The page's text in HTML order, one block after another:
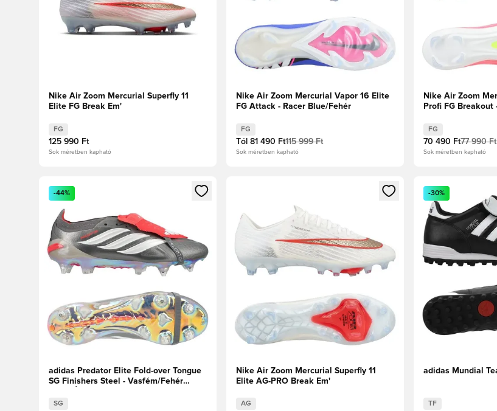
Nike Air Zoom Mercurial Superfly 11
Elite FG Break Em'
FG
125 990 Ft
Sok méretben kapható
Nike Air Zoom Mercurial Vapor 16 Elite
FG Attack - Racer Blue/Fehér
FG
Tól 81 490 Ft115 999 Ft
Sok méretben kapható
Nike Air Zoom
Profi FG Breakout
FG
70 490 Ft77 990 Ft
Sok méretben kapható
Megnyit egy modált a bejelentkezéshez vagy a tagként való regisztrációhoz
-44%
adidas Predator Elite Fold-over Tongue
SG Finishers Steel - Vasfém/Fehér
SG
Megnyit egy modált a bejelentkezéshez vagy a tagként való
Nike Air Zoom Mercurial Superfly 11
Elite AG-PRO Break Em'
AG
Megnyit egy
-30%
adidas Mundial
TF